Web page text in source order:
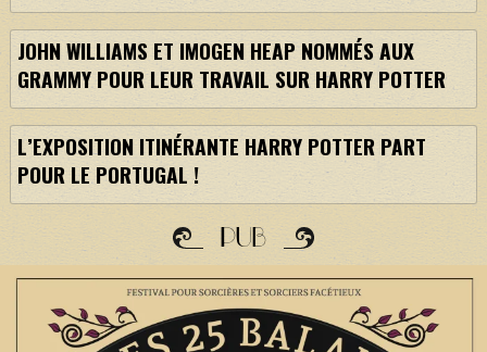
JOHN WILLIAMS ET IMOGEN HEAP NOMMÉS AUX
GRAMMY POUR LEUR TRAVAIL SUR HARRY POTTER
L’EXPOSITION ITINÉRANTE HARRY POTTER PART
POUR LE PORTUGAL !
PUB